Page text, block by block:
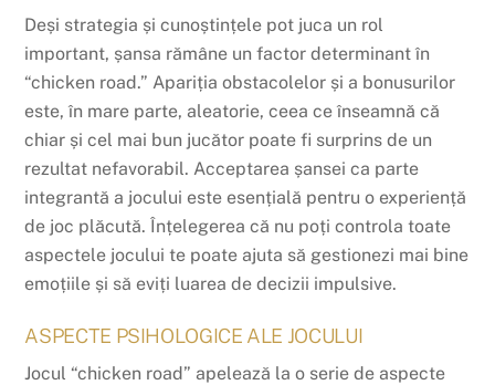
Deși strategia și cunoștințele pot juca un rol
important, șansa rămâne un factor determinant în
“chicken road.” Apariția obstacolelor și a bonusurilor
este, în mare parte, aleatorie, ceea ce înseamnă că
chiar și cel mai bun jucător poate fi surprins de un
rezultat nefavorabil. Acceptarea șansei ca parte
integrantă a jocului este esențială pentru o experiență
de joc plăcută. Înțelegerea că nu poți controla toate
aspectele jocului te poate ajuta să gestionezi mai bine
emoțiile și să eviți luarea de decizii impulsive.
ASPECTE PSIHOLOGICE ALE JOCULUI
Jocul “chicken road” apelează la o serie de aspecte